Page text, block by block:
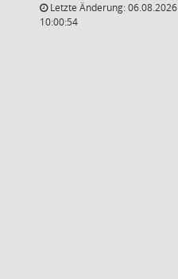
Letzte Änderung: 06.08.2026
10:00:54